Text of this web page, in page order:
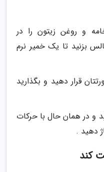
و روغن زیتون را در
بزنید تا یک خمیر نرم
قرار دهید و بگذارید
و در همان حال با حرکات
دهید .